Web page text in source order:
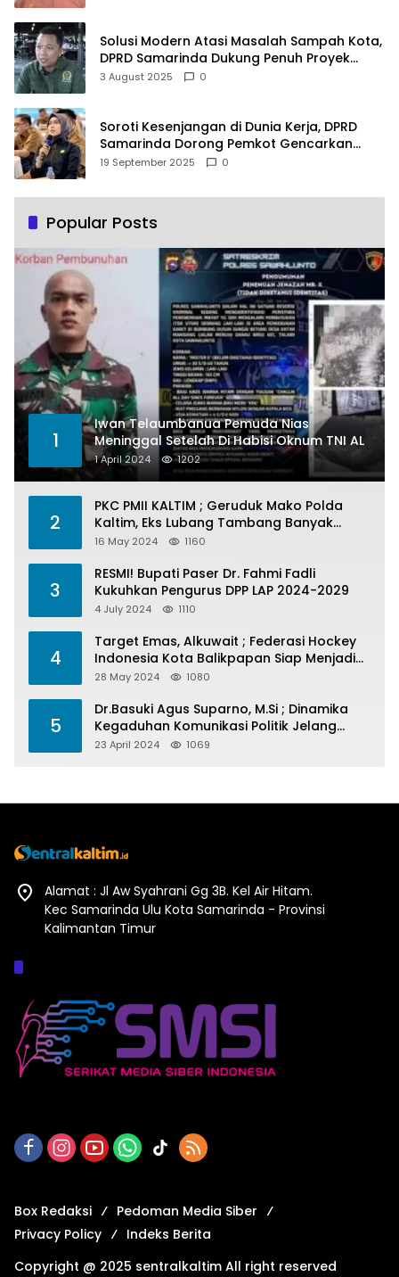
Solusi Modern Atasi Masalah Sampah Kota,
DPRD Samarinda Dukung Penuh Proyek
PLTSA
3 August 2025 0
Soroti Kesenjangan di Dunia Kerja, DPRD
Samarinda Dorong Pemkot Gencarkan
Pemberdayaan Perempuan
19 September 2025 0
Popular Posts
1
Iwan Telaumbanua Pemuda Nias
Meninggal Setelah Di Habisi Oknum TNI AL
1 April 2024 1202
2
PKC PMII KALTIM ; Geruduk Mako Polda
Kaltim, Eks Lubang Tambang Banyak
Menelan Korban
16 May 2024 1160
3
RESMI! Bupati Paser Dr. Fahmi Fadli
Kukuhkan Pengurus DPP LAP 2024-2029
4 July 2024 1110
4
Target Emas, Alkuwait ; Federasi Hockey
Indonesia Kota Balikpapan Siap Menjadi
Barometer Prestasi Di Kaltim
28 May 2024 1080
5
Dr.Basuki Agus Suparno, M.Si ; Dinamika
Kegaduhan Komunikasi Politik Jelang
Pesta Politik 2024
23 April 2024 1069
Alamat : Jl Aw Syahrani Gg 3B. Kel Air Hitam.
Kec Samarinda Ulu Kota Samarinda - Provinsi
Kalimantan Timur
Box Redaksi
Pedoman Media Siber
Privacy Policy
Indeks Berita
Copyright @ 2025 sentralkaltim All right reserved